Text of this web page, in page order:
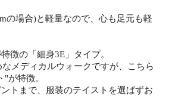
の場合)と軽量なので、心も足元も軽
徴の「細身3E」タイプ。
メディカルウォークですが、こちら
が特徴。
トまで、服装のテイストを選ばずお